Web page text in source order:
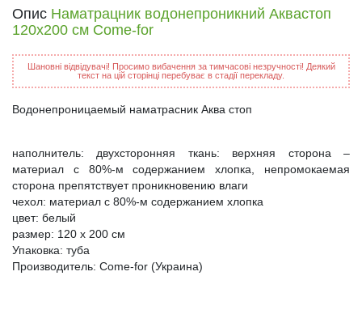
Опис Наматрацник водонепроникний Аквастоп
120х200 см Come-for
Шановні відвідувачі! Просимо вибачення за тимчасові незручності! Деякий
текст на цій сторінці перебуває в стадії перекладу.
Водонепроницаемый наматрасник Аква стоп
наполнитель: двухсторонняя ткань: верхняя сторона –
материал с 80%-м содержанием хлопка, непромокаемая
сторона препятствует проникновению влаги
чехол: материал с 80%-м содержанием хлопка
цвет: белый
размер: 120 х 200 см
Упаковка: туба
Производитель: Come-for (Украина)